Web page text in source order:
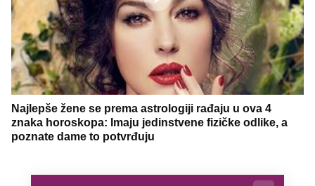
Najlepše žene se prema astrologiji rađaju u ova 4
znaka horoskopa: Imaju jedinstvene fizičke odlike, a
poznate dame to potvrđuju